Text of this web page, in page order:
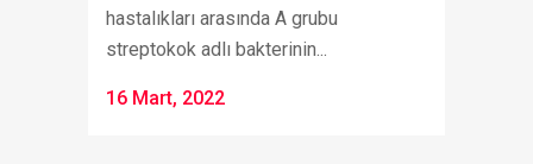
hastalıkları arasında A grubu
streptokok adlı bakterinin...
16 Mart, 2022